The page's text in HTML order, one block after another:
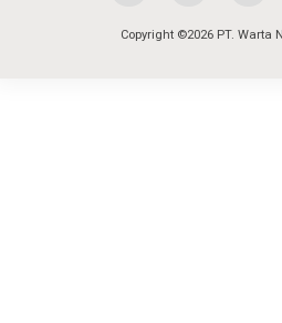
Copyright ©2026 PT. Warta